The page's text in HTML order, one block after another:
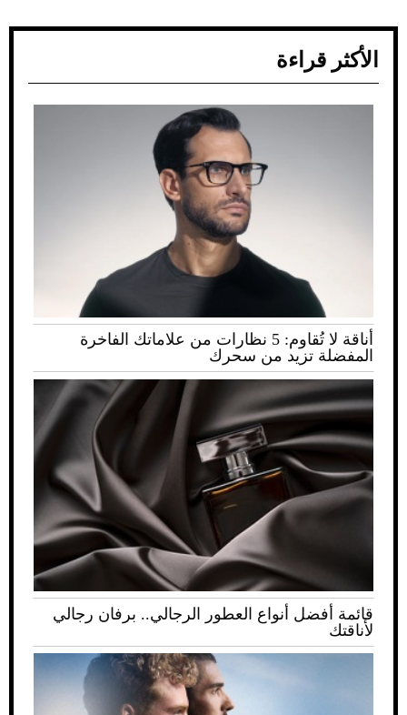
الأكثر قراءة
أناقة لا تُقاوم: 5 نظارات من علاماتك الفاخرة
المفضلة تزيد من سحرك
قائمة أفضل أنواع العطور الرجالي.. برفان رجالي
لأناقتك